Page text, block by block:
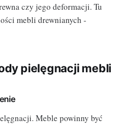
czy jego deformacji. Tu
mebli drewnianych -
pielęgnacji mebli
Meble powinny być